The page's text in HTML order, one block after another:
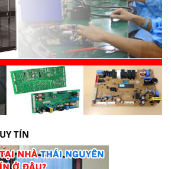
TÍN